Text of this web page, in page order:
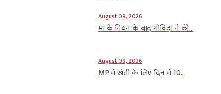
August 09, 2026
मां के निधन के बाद गोविंदा ने की...
August 09, 2026
MP में खेती के लिए दिन में 10...